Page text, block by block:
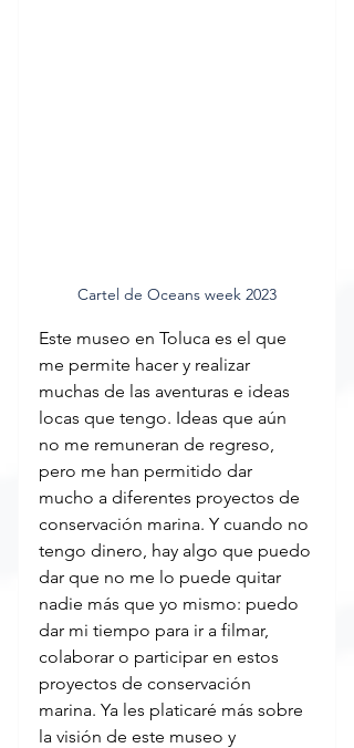
Cartel de Oceans week 2023
Este museo en Toluca es el que
me permite hacer y realizar
muchas de las aventuras e ideas
locas que tengo. Ideas que aún
no me remuneran de regreso,
pero me han permitido dar
mucho a diferentes proyectos de
conservación marina. Y cuando no
tengo dinero, hay algo que puedo
dar que no me lo puede quitar
nadie más que yo mismo: puedo
dar mi tiempo para ir a filmar,
colaborar o participar en estos
proyectos de conservación
marina. Ya les platicaré más sobre
la visión de este museo y